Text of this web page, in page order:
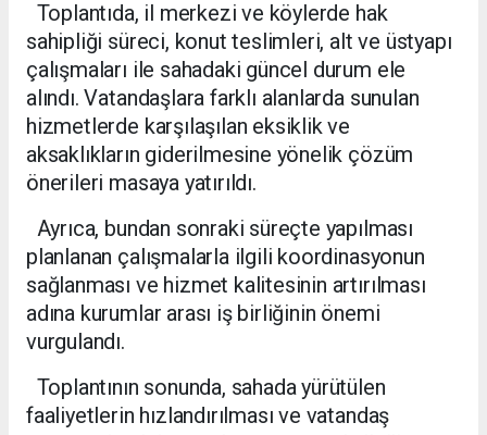
Toplantıda, il merkezi ve köylerde hak
sahipliği süreci, konut teslimleri, alt ve üstyapı
çalışmaları ile sahadaki güncel durum ele
alındı. Vatandaşlara farklı alanlarda sunulan
hizmetlerde karşılaşılan eksiklik ve
aksaklıkların giderilmesine yönelik çözüm
önerileri masaya yatırıldı.
Ayrıca, bundan sonraki süreçte yapılması
planlanan çalışmalarla ilgili koordinasyonun
sağlanması ve hizmet kalitesinin artırılması
adına kurumlar arası iş birliğinin önemi
vurgulandı.
Toplantının sonunda, sahada yürütülen
faaliyetlerin hızlandırılması ve vatandaş